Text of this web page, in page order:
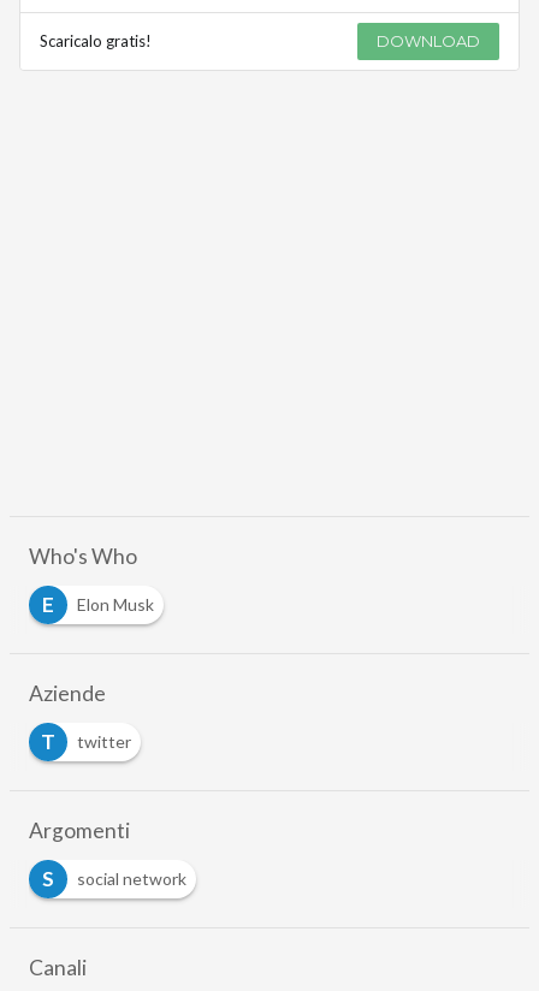
Scaricalo gratis! DOWNLOAD
Who's Who
E
Elon Musk
Aziende
T
twitter
Argomenti
S
social network
Canali